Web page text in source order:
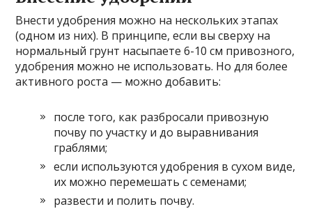
Внести удобрения можно на нескольких этапах
(одном из них). В принципе, если вы сверху на
нормальный грунт насыпаете 6-10 см привозного,
удобрения можно не использовать. Но для более
активного роста — можно добавить:
после того, как разбросали привозную
почву по участку и до выравнивания
граблями;
если используются удобрения в сухом виде,
их можно перемешать с семенами;
развести и полить почву.